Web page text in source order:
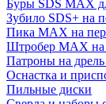
Буры SDS MAX
Зубило SDS+ на
Пика MAX на
Штробер MAX на
Патроны на
Оснастка и
Пильные диски